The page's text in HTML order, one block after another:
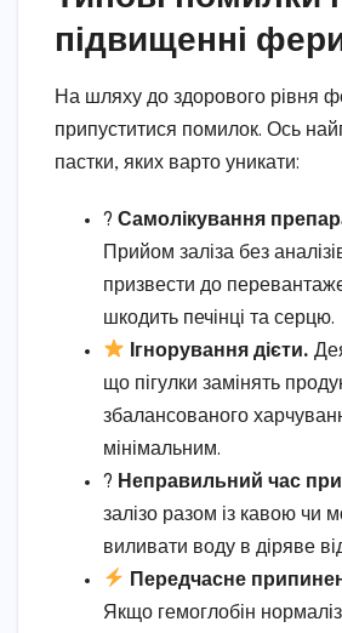
підвищенні
На шляху до здорового рівня
припуститися помилок. Ось
пастки, яких варто уникати:
? Самолікування
Прийом заліза без
призвести до
шкодить печінці та серцю.
Ігнорування дієти.
що пігулки замінять
збалансованого
мінімальним.
? Неправильний час
залізо разом із кавою чи
виливати воду в діряве
Передчасне
Якщо гемоглобін